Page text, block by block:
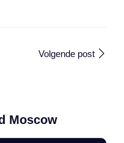
Volgende post
Moscow